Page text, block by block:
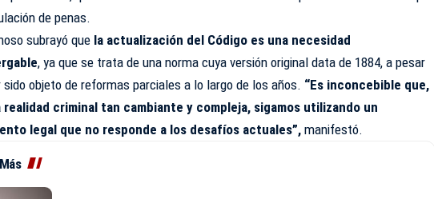
de penas.
subrayó que la actualización del Código es una necesidad
, ya que se trata de una norma cuya versión original data de 1884, a pesar
sido objeto de reformas parciales a lo largo de los años. “Es inconcebible que,
realidad criminal tan cambiante y compleja, sigamos utilizando un
legal que no responde a los desafíos actuales”,manifestó.